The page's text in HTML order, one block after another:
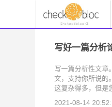
写好一篇分析
写一篇分析性文章
文，支持你所说的
这复杂得多，但是
点，让我们尝试
2021-08-14